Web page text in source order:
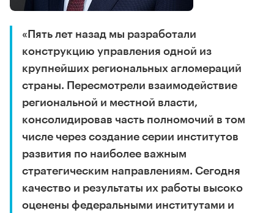
«Пять лет назад мы разработали
конструкцию управления одной из
крупнейших региональных агломераций
страны. Пересмотрели взаимодействие
региональной и местной власти,
консолидировав часть полномочий в том
числе через создание серии институтов
развития по наиболее важным
стратегическим направлениям. Сегодня
качество и результаты их работы высоко
оценены федеральными институтами и